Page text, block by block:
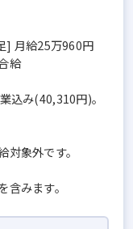
] 月給25万960円
給
込み(40,310円)。
象外です。
みます。